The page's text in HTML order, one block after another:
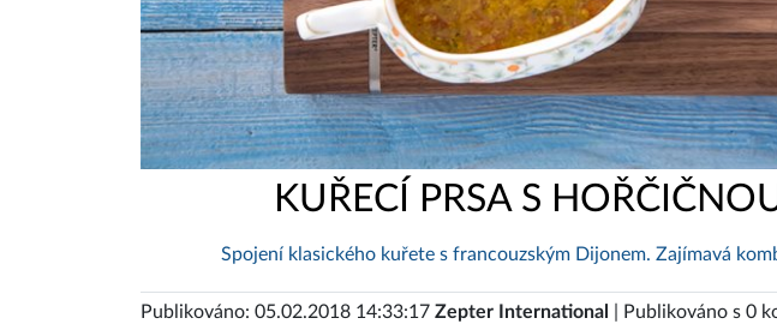
KUŘECÍ PRSA S
Spojení klasického kuřete s francouzským Dijonem. Zajímavá
Publikováno: 05.02.2018 14:33:17 Zepter International | Publikováno s 0